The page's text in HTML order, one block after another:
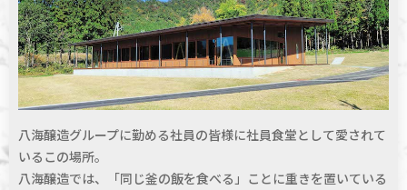
八海醸造グループに勤める社員の皆様に社員食堂として愛されて
いるこの場所。
八海醸造では、「同じ釜の飯を食べる」ことに重きを置いている